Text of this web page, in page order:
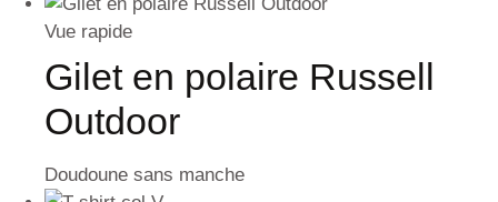
Vue rapide
Gilet en polaire Russell
Outdoor
Doudoune sans manche